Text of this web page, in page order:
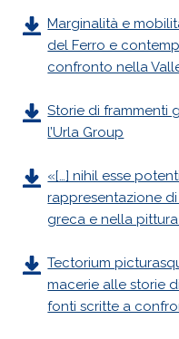
Marginalità e
del Ferro e
confronto nella
Storie di frammenti
l’Urla Group
«[…] nihil esse
rappresentazione
greca e nella
Tectorium
macerie alle storie
fonti scritte a